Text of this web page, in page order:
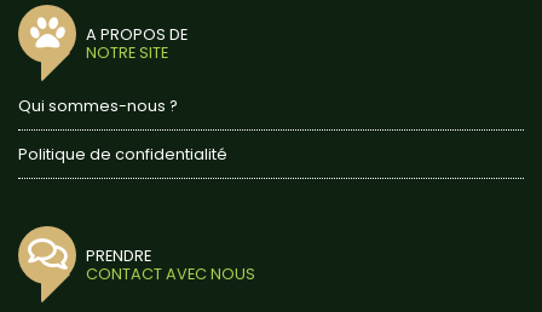
A PROPOS DE
NOTRE SITE
Qui sommes-nous ?
Politique de confidentialité
PRENDRE
CONTACT AVEC NOUS